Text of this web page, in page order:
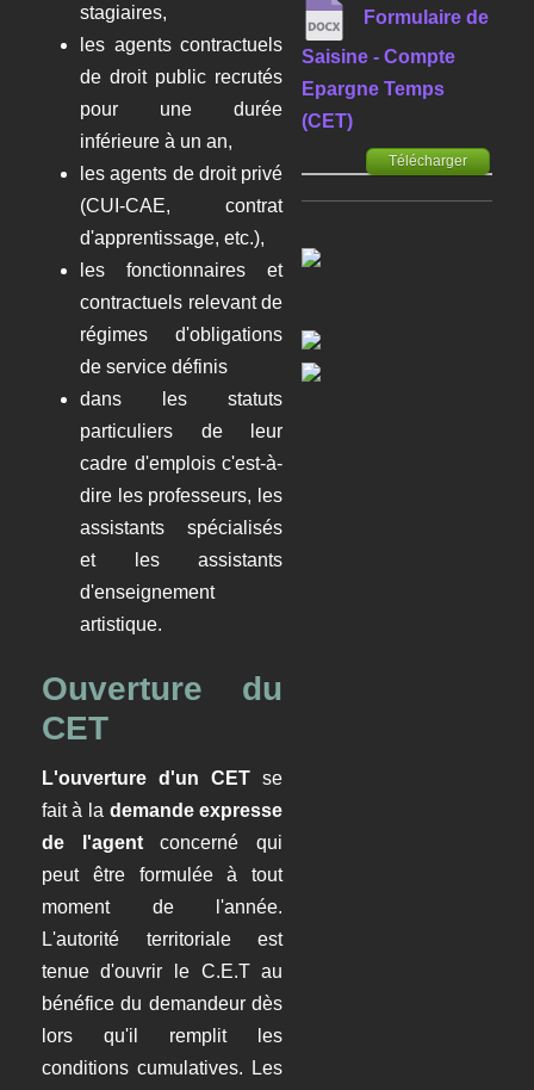
stagiaires,
les agents contractuels
de droit public recrutés
pour une durée
inférieure à un an,
les agents de droit privé
(CUI-CAE, contrat
d'apprentissage, etc.),
les fonctionnaires et
contractuels relevant de
régimes d'obligations
de service définis
dans les statuts
particuliers de leur
cadre d'emplois c'est-à-
dire les professeurs, les
assistants spécialisés
et les assistants
d'enseignement
artistique.
Ouverture du
CET
L'ouverture d'un CET se
fait à la demande expresse
de l'agentconcerné qui
peut être formulée à tout
moment de l'année.
L'autorité territoriale est
tenue d'ouvrir le C.E.T au
bénéfice du demandeur dès
lors qu'il remplit les
conditions cumulatives. Les
Formulaire de
Saisine - Compte
Epargne Temps
(CET)
Télécharger